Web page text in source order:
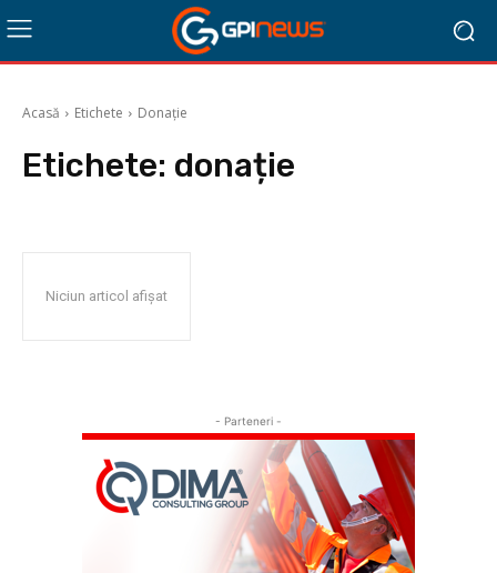
Acasă Etichete Donație
Etichete: donație
Niciun articol afișat
- Parteneri -